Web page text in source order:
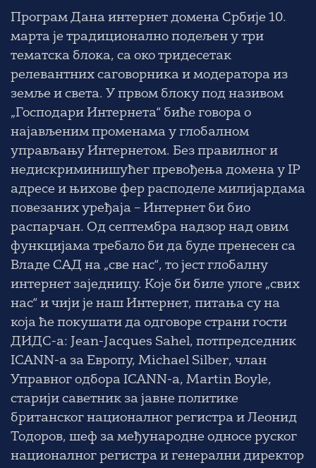
Програм Дана интернет домена Србије 10.
марта је традиционално подељен у три
тематска блока, са око тридесетак
релевантних саговорника и модератора из
земље и света. У првом блоку под називом
„Господари Интернета“ биће говора о
најављеним променама у глобалном
управљању Интернетом. Без правилног и
недискриминишућег превођења домена у IP
адресе и њихове фер расподеле милијардама
повезаних уређаја – Интернет би био
распарчан. Од септембра надзор над овим
функцијама требало би да буде пренесен са
Владе САД на „све нас“, то јест глобалну
интернет заједницу. Које би биле улоге „свих
нас“ и чији је наш Интернет, питања су на
која ће покушати да одговоре страни гости
ДИДС-а: Jean-Jacques Sahel, потпредседник
ICANN-а за Европу, Michael Silber, члан
Управног одбора ICANN-a, Martin Boyle,
старији саветник за јавне политике
британског националног регистра и Леонид
Тодоров, шеф за међународне односе руског
националног регистра и генерални директор